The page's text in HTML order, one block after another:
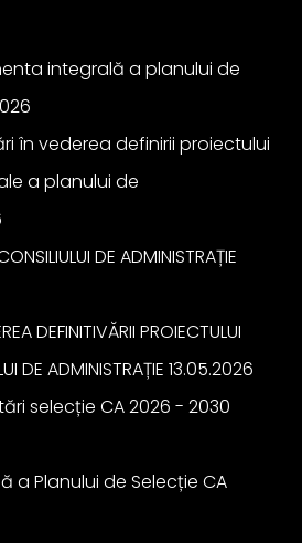
integrală a planului de
în vederea definirii proiectului
a planului de
DE ADMINISTRAȚIE
DEFINITIVĂRII PROIECTULUI
DE ADMINISTRAȚIE 13.05.2026
selecție CA 2026 - 2030
a Planului de Selecție CA